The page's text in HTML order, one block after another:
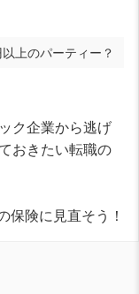
上のパーティー？
ク企業から逃げ
おきたい転職の
保険に見直そう！